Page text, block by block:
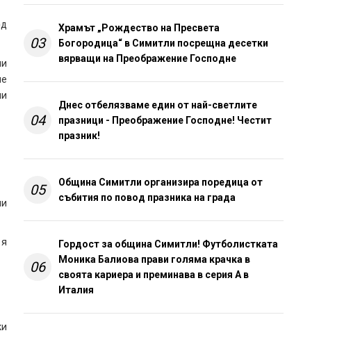
03
Храмът „Рождество на Пресвета
Богородица“ в Симитли посрещна десетки
вярващи на Преображение Господне
04
Днес отбелязваме един от най-светлите
празници - Преображение Господне! Честит
празник!
05
Община Симитли организира поредица от
събития по повод празника на града
06
Гордост за община Симитли! Футболистката
Моника Балиова прави голяма крачка в
своята кариера и преминава в серия А в
Италия